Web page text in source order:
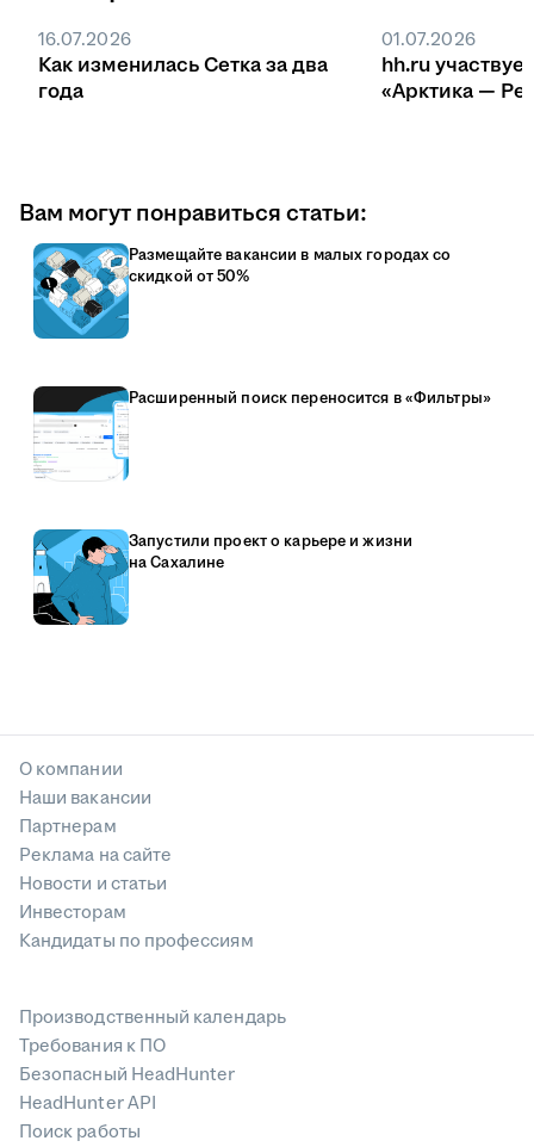
16.07.2026
Как изменилась Сетка за два
года
01.07.2026
hh.ru
«Арктика —
Вам могут понравиться статьи:
Размещайте вакансии в малых городах со
скидкой от 50%
Расширенный поиск переносится в «Фильтры»
Запустили проект о карьере и жизни
на Сахалине
О компании
Наши вакансии
Партнерам
Реклама на сайте
Новости и статьи
Инвесторам
Кандидаты по профессиям
Производственный календарь
Требования к ПО
Безопасный HeadHunter
HeadHunter API
Поиск работы